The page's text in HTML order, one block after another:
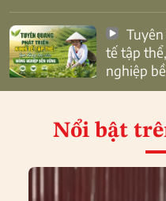
tế tập
nghiệp
Nổi bật